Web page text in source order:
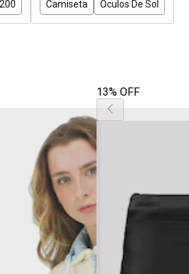
Camiseta
Óculos De Sol
13% OFF